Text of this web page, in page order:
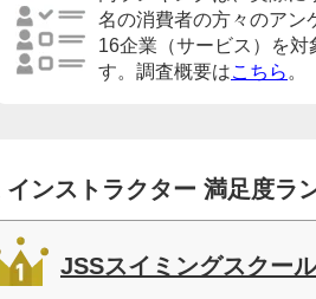
名の消費者の方々のアン
16企業（サービス）を対
す。調査概要はこちら 。
インストラクター 満足度ラ
JSSスイミングスクール